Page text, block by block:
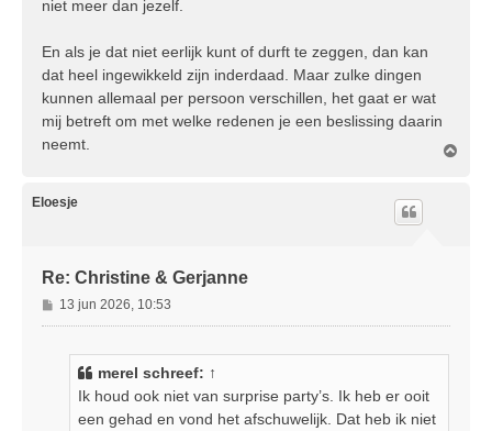
h
niet meer dan jezelf.
En als je dat niet eerlijk kunt of durft te zeggen, dan kan
dat heel ingewikkeld zijn inderdaad. Maar zulke dingen
kunnen allemaal per persoon verschillen, het gaat er wat
mij betreft om met welke redenen je een beslissing daarin
neemt.
Eloesje
Re: Christine & Gerjanne
B
e
13 jun 2026, 10:53
merel schreef: ↑
Ik houd ook niet van surprise party’s. Ik heb er ooit
een gehad en vond het afschuwelijk. Dat heb ik niet